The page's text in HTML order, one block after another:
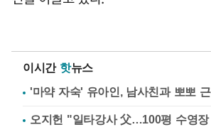
이시간 핫뉴스
'마약 자숙' 유아인, 남사친과 뽀뽀
오지헌 "일타강사 父…100평 수영